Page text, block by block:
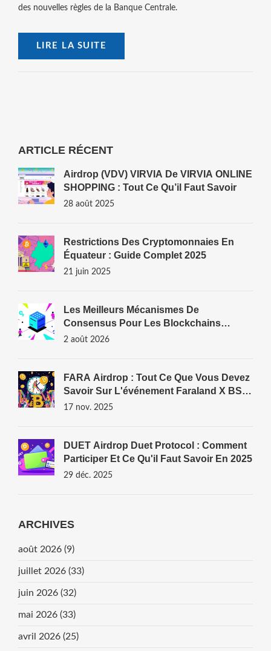
des nouvelles règles de la Banque Centrale.
LIRE LA SUITE
ARTICLE RÉCENT
Airdrop (VDV) VIRVIA De VIRVIA ONLINE
SHOPPING : Tout Ce Qu’il Faut Savoir
28 août 2025
Restrictions Des Cryptomonnaies En
Équateur : Guide Complet 2025
21 juin 2025
Les Meilleurs Mécanismes De
Consensus Pour Les Blockchains
D'entreprise En 2026
2 août 2026
FARA Airdrop : Tout Ce Que Vous Devez
Savoir Sur L'événement Faraland X BSC
GameFi
17 nov. 2025
DUET Airdrop Duet Protocol : Comment
Participer Et Ce Qu'il Faut Savoir En 2025
29 déc. 2025
ARCHIVES
août 2026 (9)
juillet 2026 (33)
juin 2026 (32)
mai 2026 (33)
avril 2026 (25)